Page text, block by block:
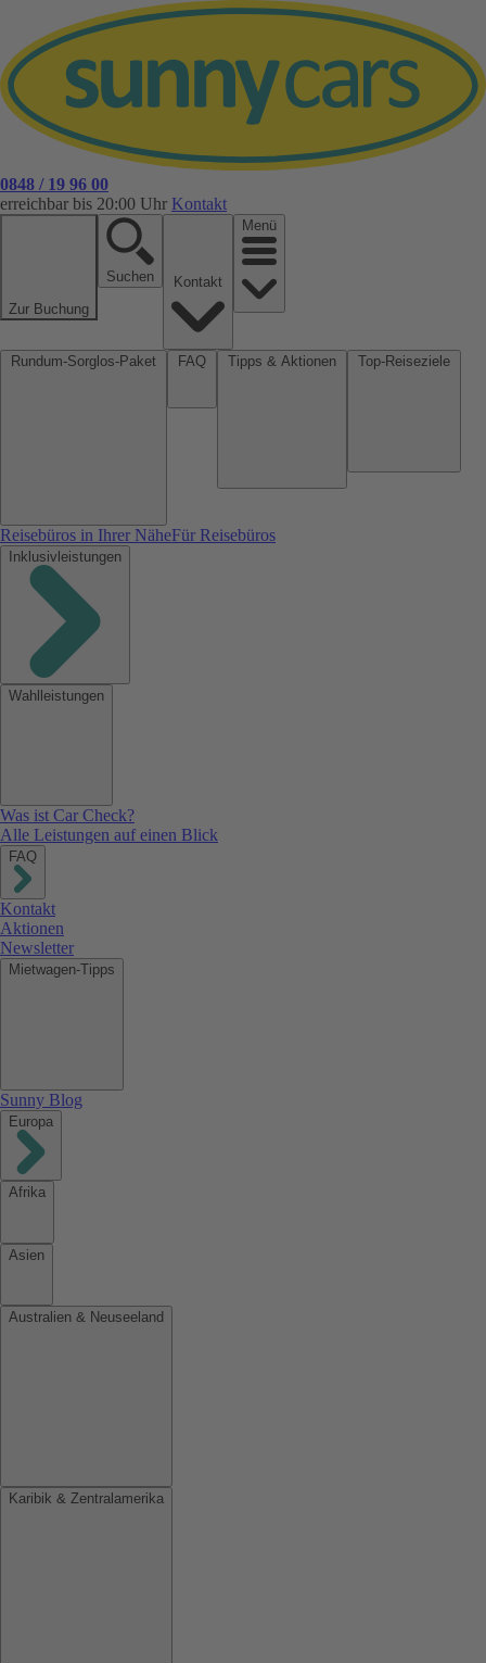
0848 / 19 96 00
erreichbar bis 20:00 Uhr Kontakt
Zur Buchung
Suchen
Menü
Reisebüros in Ihrer NäheFür Reisebüros
Inklusivleistungen
Wahlleistungen
Was ist Car Check?
Alle Leistungen auf einen Blick
FAQ
Kontakt
Aktionen
Newsletter
Mietwagen-Tipps
Sunny Blog
Europa
Afrika
Asien
Australien & Neuseeland
Karibik & Zentralamerika